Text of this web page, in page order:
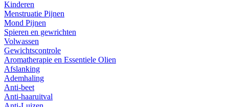
Kinderen
Menstruatie Pijnen
Mond Pijnen
Spieren en gewrichten
Volwassen
Gewichtscontrole
Aromatherapie en Essentiele Olien
Afslanking
Ademhaling
Anti-beet
Anti-haaruitval